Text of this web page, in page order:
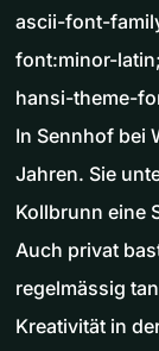
ascii-font-
font:minor-
hansi-theme-
In Sennhof bei
Jahren. Sie
Kollbrunn eine
Auch privat
regelmässig
Kreativität in